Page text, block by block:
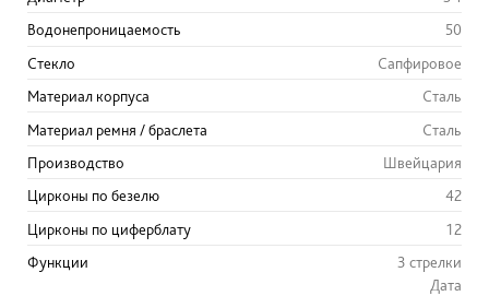
Водонепроницаемость
50
Стекло
Сапфировое
Материал корпуса
Сталь
Материал ремня / браслета
Сталь
Производство
Швейцария
Цирконы по безелю
42
Цирконы по циферблату
12
Функции
3 стрелки
Дата